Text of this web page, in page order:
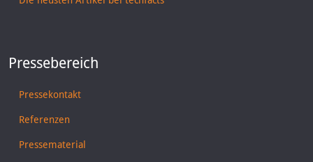
Pressebereich
Pressekontakt
Referenzen
Pressematerial